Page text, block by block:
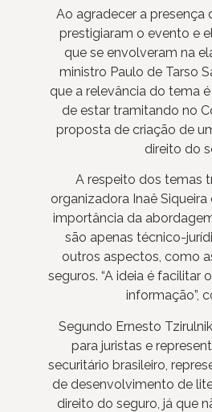
Ao agradecer a presença
prestigiaram o evento e
que se envolveram na
ministro Paulo de Tarso
que a relevância do tema
de estar tramitando no
proposta de criação de
direito do
A respeito dos temas
organizadora Inaê
importância da
são apenas técnico-
outros aspectos, como
seguros. “A ideia é facilitar
informação”,
Segundo Ernesto
para juristas e
securitário brasileiro,
de desenvolvimento de
direito do seguro, já que